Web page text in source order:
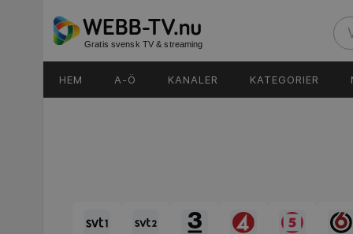
Gratis svensk TV & streaming
HEM A-Ö KANALER KATEGORIER